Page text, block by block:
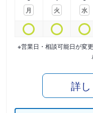
月
火
水
※営業日・相談可能日が変
詳